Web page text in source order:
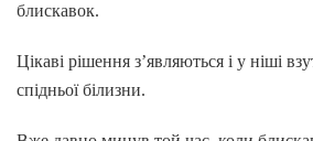
блискавок.
Цікаві рішення з’являються і у ніші
спідньої білизни.